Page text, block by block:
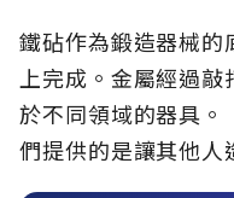
鐵砧作為鍛造器械的
上完成。金屬經過
於不同領域的器具。
們提供的是讓其他人